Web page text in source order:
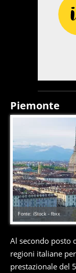
Piemonte
Fonte: iStock - fbxx
Al secondo posto
regioni italiane
prestazionale del